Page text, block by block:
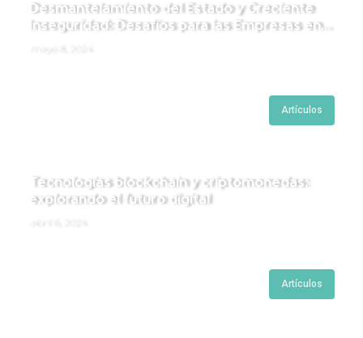
Desmantelamiento del Estado y Creciente
Inseguridad: Desafíos para las Empresas en
Artículos
Tecnologías blockchain y criptomonedas:
explorando el futuro digital
Artículos